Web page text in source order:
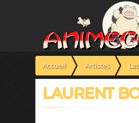
Accueil Artistes
LAURENT